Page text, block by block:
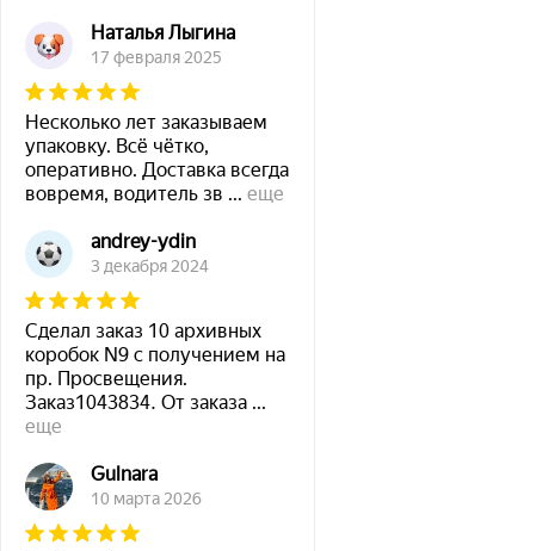
Наталья Лыгина
17 февраля 2025
Несколько лет заказываем
упаковку. Всё чётко,
оперативно. Доставка всегда
вовремя, водитель зв ... еще
andrey-ydin
3 декабря 2024
Сделал заказ 10 архивных
коробок N9 с получением на
пр. Просвещения.
Заказ1043834. От заказа ...
еще
Gulnara
10 марта 2026